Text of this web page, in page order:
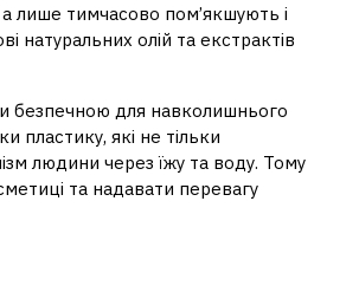
лише тимчасово пом’якшують і
олій та екстрактів
безпечною для навколишнього
пластику, які не тільки
людини через їжу та воду. Тому
та надавати перевагу